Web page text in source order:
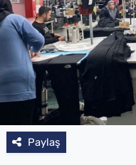
Paylaş